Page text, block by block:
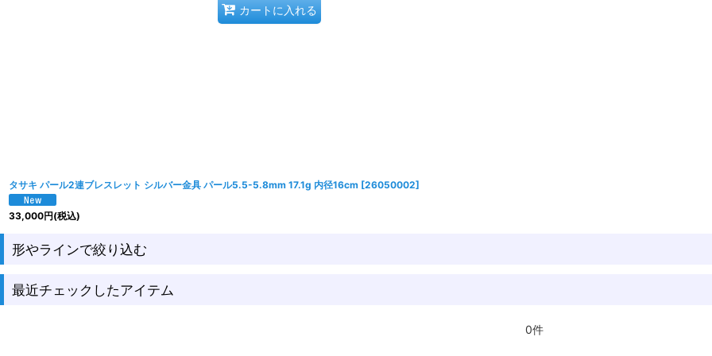
カートに入れる
タサキ パール2連ブレスレット シルバー金具 パール5.5-5.8mm 17.1g 内径16cm [26050002]
33,000円(税込)
形やラインで絞り込む
バッグ ＞ ルイヴィトン ＞ モノグラム
最近チェックしたアイテム
0件